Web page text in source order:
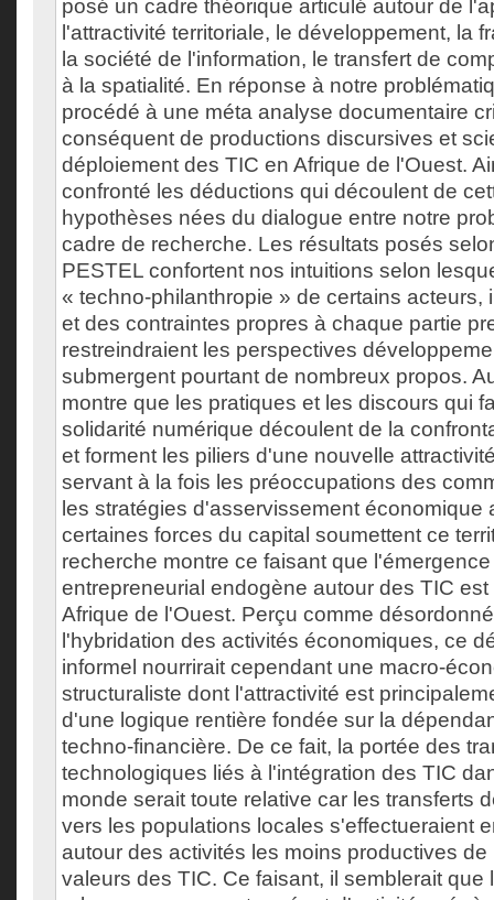
posé un cadre théorique articulé autour de
l'attractivité territoriale, le développement, la
la société de l'information, le transfert de
à la spatialité. En réponse à notre
procédé à une méta analyse documentaire
conséquent de productions discursives et
déploiement des TIC en Afrique de l'Ouest.
confronté les déductions qui découlent de
hypothèses nées du dialogue entre notre
cadre de recherche. Les résultats posés
PESTEL confortent nos intuitions selon
« techno-philanthropie » de certains acteurs,
et des contraintes propres à chaque partie
restreindraient les perspectives
submergent pourtant de nombreux propos.
montre que les pratiques et les discours qui
solidarité numérique découlent de la
et forment les piliers d'une nouvelle
servant à la fois les préoccupations des
les stratégies d'asservissement économique
certaines forces du capital soumettent ce
recherche montre ce faisant que
entrepreneurial endogène autour des TIC
Afrique de l'Ouest. Perçu comme
l'hybridation des activités économiques, ce
informel nourrirait cependant une macro-
structuraliste dont l'attractivité est
d'une logique rentière fondée sur la
techno-financière. De ce fait, la portée des
technologiques liés à l'intégration des TIC
monde serait toute relative car les transferts
vers les populations locales s'effectueraient
autour des activités les moins productives
valeurs des TIC. Ce faisant, il semblerait que